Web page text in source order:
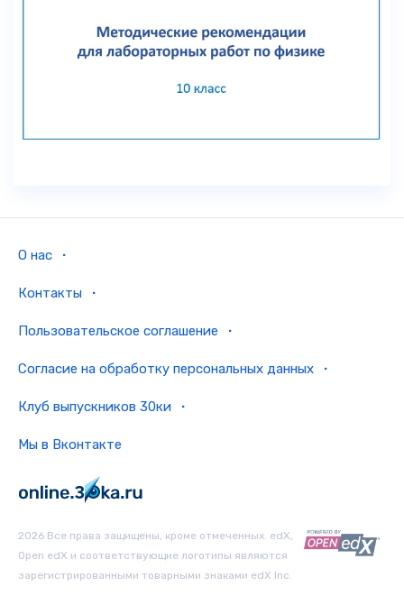
О нас
Контакты
Пользовательское соглашение
Согласие на обработку персональных данных
Клуб выпускников 30ки
Мы в Вконтакте
2026 Все права защищены, кроме отмеченных. edX,
Open edX и соответствующие логотипы являются
зарегистрированными товарными знаками edX Inc.